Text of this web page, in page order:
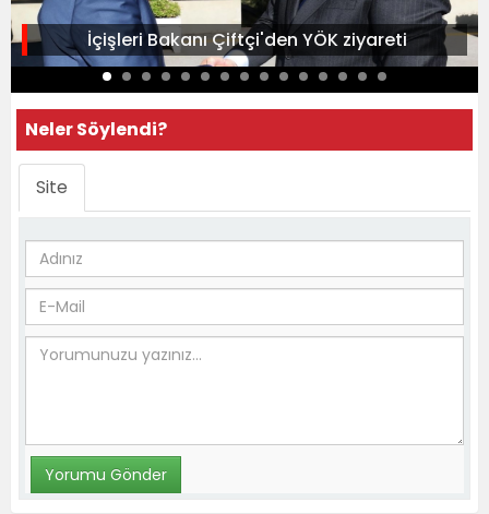
İçişleri Bakanı Çiftçi'den YÖK ziyareti
Neler Söylendi?
Site